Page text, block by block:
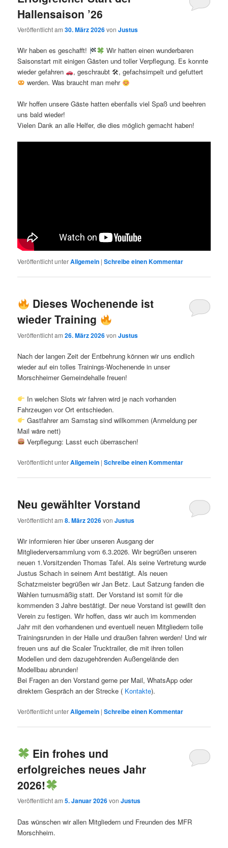
Hallensaison ’26
Veröffentlicht am30. März 2026vonJustus
Wir haben es geschafft!
Wir hatten einen wunderbaren
Saisonstart mit einigen Gästen und toller Verpflegung. Es konnte
wieder gefahren
, geschraubt 🛠, gefachsimpelt und gefuttert
werden. Was braucht man mehr
Wir hoffen unsere Gäste hatten ebenfalls viel Spaß und beehren
uns bald wieder!
Vielen Dank an alle Helfer, die dies möglich gemacht haben!
Veröffentlicht unterAllgemein |Schreibe einen Kommentar
Dieses Wochenende ist
wieder Training
Veröffentlicht am26. März 2026vonJustus
Nach der langen Zeit der Entbehrung können wir uns endlich
wieder auf ein tolles Trainings-Wochenende in unser
Morschheimer Gemeindehalle freuen!
In welchen Slots wir fahren wird je nach vorhanden
Fahrzeugen vor Ort entschieden.
Gastfahrer am Samstag sind willkommen (Anmeldung per
Mail wäre nett)
Verpflegung: Lasst euch überraschen!
Veröffentlicht unterAllgemein |Schreibe einen Kommentar
Neu gewählter Vorstand
Veröffentlicht am8. März 2026vonJustus
Wir informieren hier über unseren Ausgang der
Mitgliederversammlung vom 6.3.2026. Wir begrüßen unseren
neuen 1.Vorsitzenden Thomas Tafel. Als seine Vertretung wurde
Justus Schach in seinem Amt bestätigt. Als neuen
Schatzmeister begrüßen wir Jan Betz. Laut Satzung fanden die
Wahlen turnusmäßig statt. Der Vorstand ist somit für die
kommenden 3 Jahre bestätigt. Der neue Vorstand ist gewillt den
Verein zu festigen. Wir hoffen, dass wir auch im kommenden
Jahr mit den vorhandenen und eventuell neuen Mitgliedern tolle
Trainingsrunden in der Halle und draußen fahren werden! Und wir
freuen uns auf die Scaler Trucktrailer, die mit ihren tollen
Modellen und dem dazugehörenden Außengelände den
Modellbau abrunden!
Bei Fragen an den Vorstand gerne per Mail, WhatsApp oder
direktem Gespräch an der Strecke ( Kontakte).
Veröffentlicht unterAllgemein |Schreibe einen Kommentar
Ein frohes und
erfolgreiches neues Jahr
2026!
Veröffentlicht am5. Januar 2026vonJustus
Das wünschen wir allen Mitgliedern und Freunden des MFR
Morschheim.